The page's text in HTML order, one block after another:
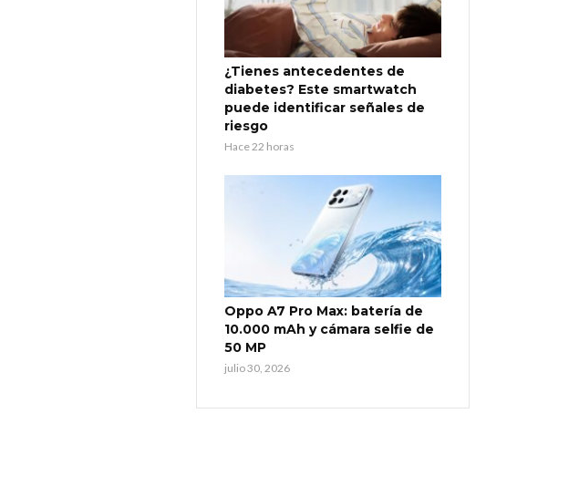
¿Tienes antecedentes de
diabetes? Este smartwatch
puede identificar señales de
riesgo
Hace 22 horas
Oppo A7 Pro Max: batería de
10.000 mAh y cámara selfie de
50 MP
julio 30, 2026